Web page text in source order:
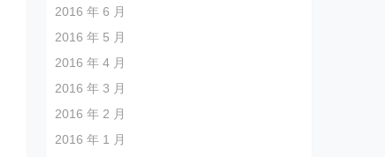
2016 年 6 月
2016 年 5 月
2016 年 4 月
2016 年 3 月
2016 年 2 月
2016 年 1 月